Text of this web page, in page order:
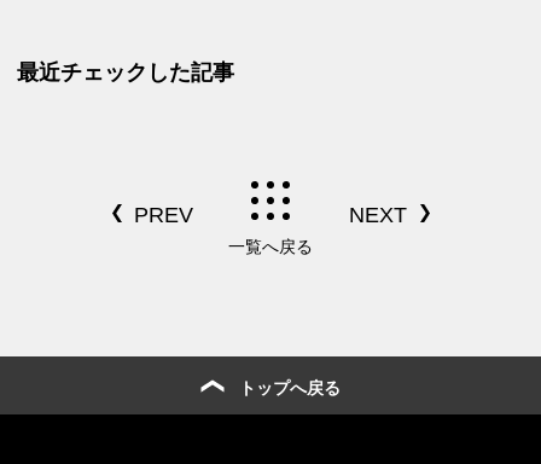
最近チェックした記事
一覧へ戻る
トップへ戻る